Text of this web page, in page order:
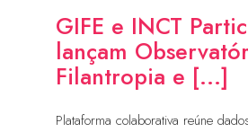
GIFE e INCT
lançam
Filantropia e [...]
Plataforma colaborativa reúne